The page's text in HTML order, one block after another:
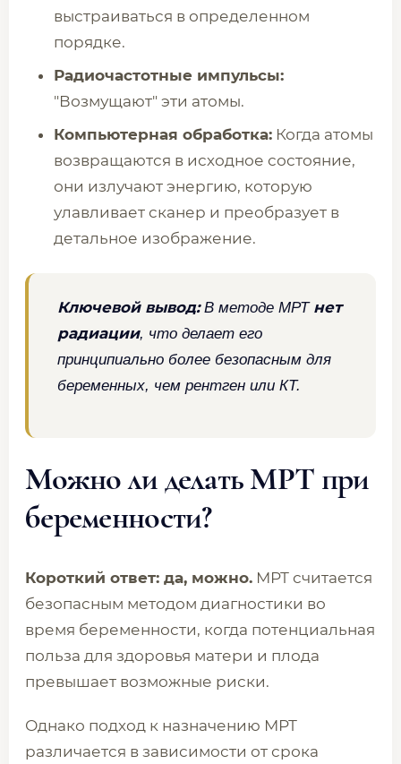
выстраиваться в определенном
порядке.
Радиочастотные импульсы:
"Возмущают" эти атомы.
Компьютерная обработка: Когда атомы
возвращаются в исходное состояние,
они излучают энергию, которую
улавливает сканер и преобразует в
детальное изображение.
Ключевой вывод:В методе МРТ нет
радиации, что делает его
принципиально более безопасным для
беременных, чем рентген или КТ.
Можно ли делать МРТ при
беременности?
Короткий ответ: да, можно. МРТ считается
безопасным методом диагностики во
время беременности, когда потенциальная
польза для здоровья матери и плода
превышает возможные риски.
Однако подход к назначению МРТ
различается в зависимости от срока